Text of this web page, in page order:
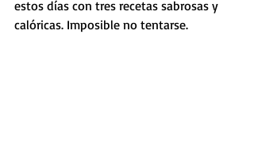
estos días con tres recetas sabrosas y
calóricas. Imposible no tentarse.